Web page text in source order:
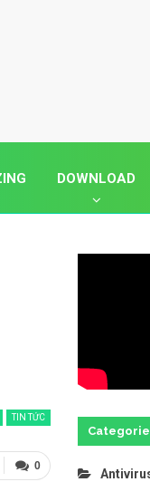
DOWNLOAD
TIN TỨC
0